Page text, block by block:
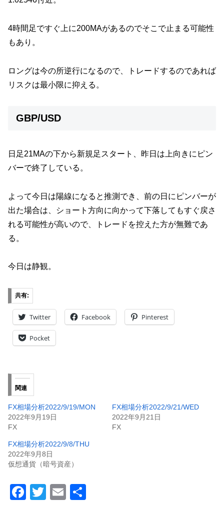
4時間足ですぐ上に200MAがあるのでそこで止まる可能性
もあり。
ロングは今の所逆行になるので、トレードするのであれば
リスクは最小限に抑える。
GBP/USD
日足21MAの下から新規足スタート、昨日は上向きにピン
バーで終了している。
よって今日は陽線になると推測でき、前の日にピンバーが
出た場合は、ショート方向に向かって下落してもすぐ戻さ
れる可能性が高いので、トレードを控えた方が無難であ
る。
今日は静観。
共有:
Twitter Facebook Pinterest
Pocket
関連
FX相場分析2022/9/19/MON
2022年9月19日
FX
FX相場分析2022/9/21/WED
2022年9月21日
FX
FX相場分析2022/9/8/THU
2022年9月8日
仮想通貨（暗号資産）
F
T
E